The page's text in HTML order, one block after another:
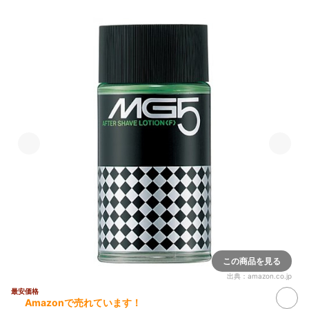
この商品を見る
出典： amazon.co.jp
最安価格
Amazonで売れています！